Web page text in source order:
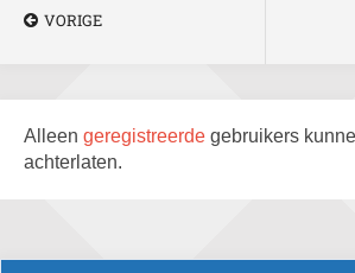
VORIGE
Alleen geregistreerde gebruikers
achterlaten.